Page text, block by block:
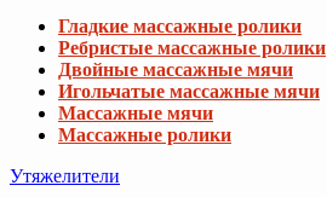
Гладкие массажные ролики
Ребристые массажные ролики
Двойные массажные мячи
Игольчатые массажные мячи
Массажные мячи
Массажные ролики
Утяжелители